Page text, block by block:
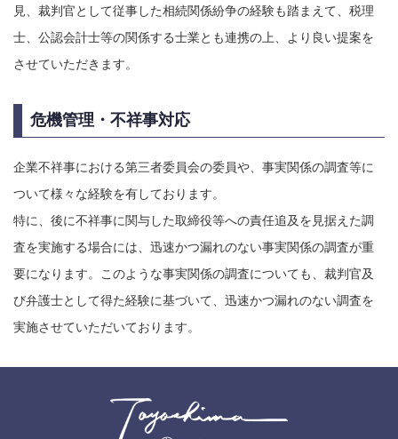
見、裁判官として従事した相続関係紛争の経験も踏まえて、税理
士、公認会計士等の関係する士業とも連携の上、より良い提案を
させていただきます。
危機管理・不祥事対応
企業不祥事における第三者委員会の委員や、事実関係の調査等に
ついて様々な経験を有しております。
特に、後に不祥事に関与した取締役等への責任追及を見据えた調
査を実施する場合には、迅速かつ漏れのない事実関係の調査が重
要になります。このような事実関係の調査についても、裁判官及
び弁護士として得た経験に基づいて、迅速かつ漏れのない調査を
実施させていただいております。